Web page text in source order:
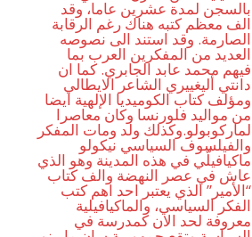
بالسجن لمدة عشرين عاما، وقد
الف معظم كتبه هناك رغم الرقابة
الصارمة. وقد استند الى نصوصه
العديد من المفكرين العرب بما
فيهم محمد عابد الجابري. كما ان
دانتي أليغييري الشاعر الايطالي
ومؤلف كتاب الكوميديا الإلهية ايضا
من مواليد فلورنسا وكان معاصرا
لماركوبولو.وكذلك ولد ومات المفكر
والفيلسوف السياسي نيكولو
ماكيافيلّي في هذه المدينة وهو الذي
عاش في عصر النهضة والف كتاب
“الأمير” الذي يعتبر احد اهم كتب
الفكر السياسي، والماكيافيلية
معروفة لحد الان كمدرسة في